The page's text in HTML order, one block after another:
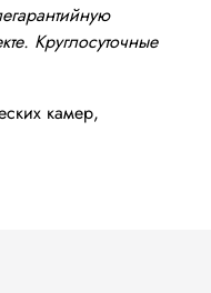
Круглосуточные
камер,